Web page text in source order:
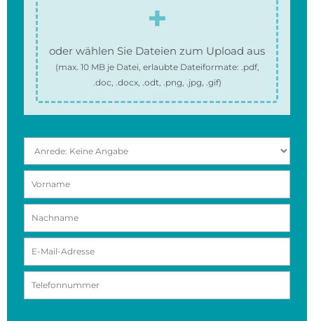
oder wählen Sie Dateien zum Upload aus
(max. 10 MBje Datei, erlaubte Dateiformate: .pdf,
.doc, .docx, .odt, .png, .jpg, .gif)